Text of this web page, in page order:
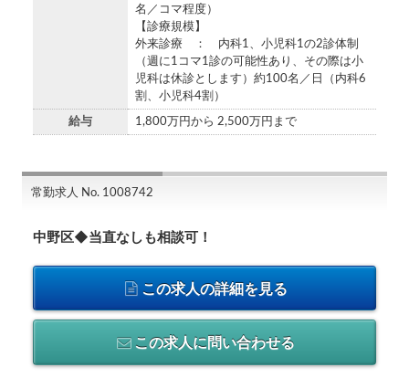
名／コマ程度）
【診療規模】
外来診療 ： 内科1、小児科1の2診体制
（週に1コマ1診の可能性あり、その際は小
児科は休診とします）約100名／日（内科6
割、小児科4割）
給与 1,800万円から 2,500万円まで
常勤求人 No. 1008742
中野区◆当直なしも相談可！
この求人の詳細を見る
この求人に問い合わせる